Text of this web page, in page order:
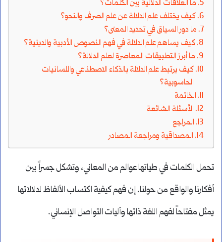
ما العلاقات الدلالية بين الكلمات؟
كيف يختلف علم الدلالة عن علم الصرف والنحو؟
ما دور السياق في تحديد المعنى؟
كيف يساهم علم الدلالة في فهم النصوص الأدبية والدينية؟
ما أبرز التطبيقات المعاصرة لعلم الدلالة؟
كيف يرتبط علم الدلالة بالذكاء الاصطناعي واللسانيات
الحاسوبية؟
الخاتمة
الأسئلة الشائعة
المراجع
المصداقية ومراجعة المصادر
تحمل الكلمات في طياتها عوالم من المعاني، وتشكل جسراً بين
أفكارنا والواقع من حولنا. إن فهم كيفية اكتساب الألفاظ لدلالاتها
يمثل مفتاحاً لفهم اللغة ذاتها وآليات التواصل الإنساني.